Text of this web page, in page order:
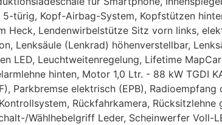
türig, Kopf-Airbag-System, Kopfstützen
Heck, Lendenwirbelstütze Sitz vorn links,
Lenksäule (Lenkrad) höhenverstellbar,
LED, Leuchtweitenregelung, Lifetime
hinten, Motor 1,0 Ltr. - 88 kW TGDI
Parkbremse elektrisch (EPB), Radioempfang
Rückfahrkamera, Rücksitzlehne
Wählhebelgriff Leder, Scheinwerfer Voll-